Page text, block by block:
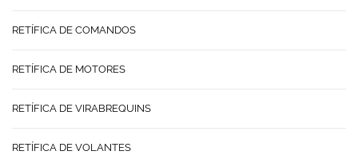
RETÍFICA DE COMANDOS
RETÍFICA DE MOTORES
RETÍFICA DE VIRABREQUINS
RETÍFICA DE VOLANTES